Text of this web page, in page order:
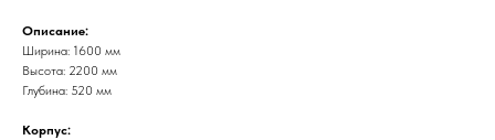
Описание:
Ширина: 1600 мм
Высота: 2200 мм
Глубина: 520 мм
Корпус: